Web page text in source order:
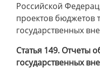
Российской
проектов бюджетов
государственных
Статья 149. Отчеты
государственных